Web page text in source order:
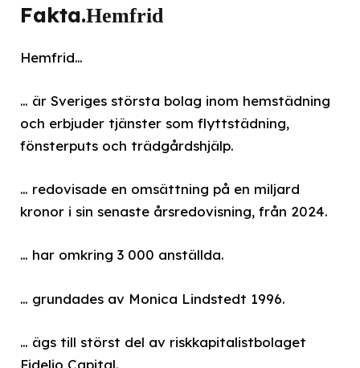
Fakta.Hemfrid
Hemfrid…
… är Sveriges största bolag inom hemstädning
och erbjuder tjänster som flyttstädning,
fönsterputs och trädgårdshjälp.
… redovisade en omsättning på en miljard
kronor i sin senaste årsredovisning, från 2024.
… har omkring 3 000 anställda.
… grundades av Monica Lindstedt 1996.
… ägs till störst del av riskkapitalistbolaget
Fidelio Capital.